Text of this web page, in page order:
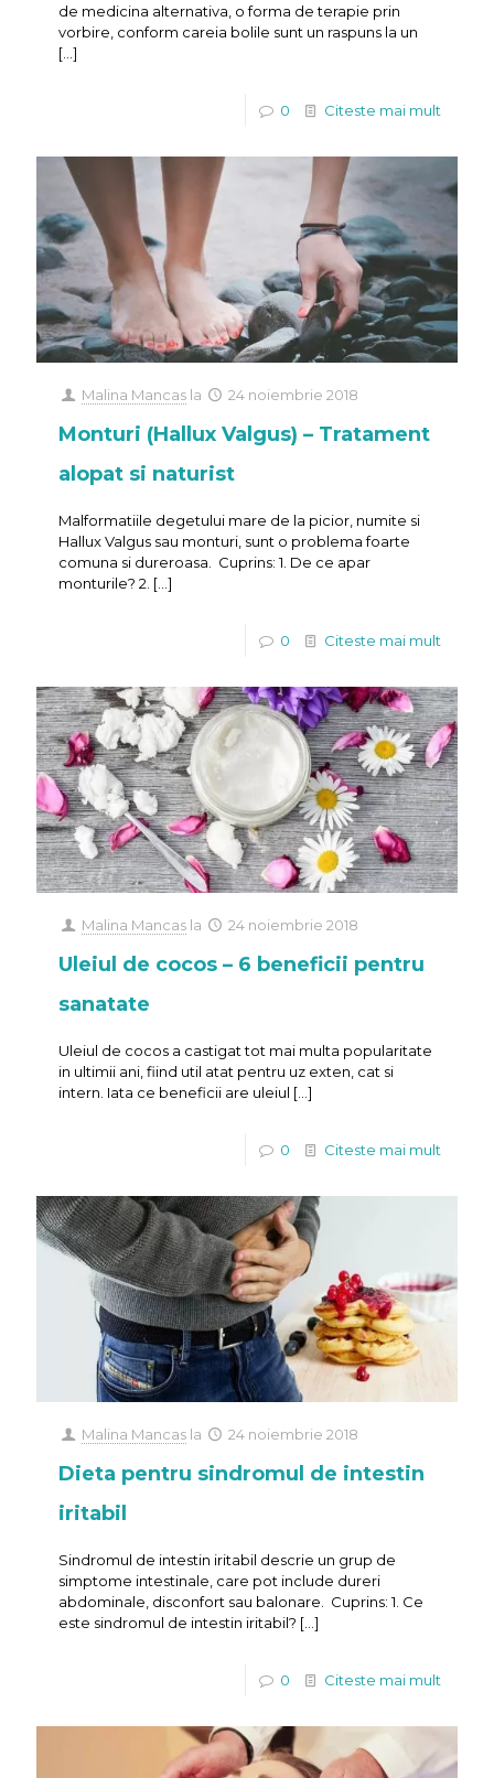
de medicina alternativa, o forma de terapie prin
vorbire, conform careia bolile sunt un raspuns la un
[…]
0 Citeste mai mult
Malina Mancas la 24 noiembrie 2018
Monturi (Hallux Valgus) – Tratament
alopat si naturist
Malformatiile degetului mare de la picior, numite si
Hallux Valgus sau monturi, sunt o problema foarte
comuna si dureroasa. Cuprins: 1. De ce apar
monturile? 2. […]
0 Citeste mai mult
Malina Mancas la 24 noiembrie 2018
Uleiul de cocos – 6 beneficii pentru
sanatate
Uleiul de cocos a castigat tot mai multa popularitate
in ultimii ani, fiind util atat pentru uz exten, cat si
intern. Iata ce beneficii are uleiul […]
0 Citeste mai mult
Malina Mancas la 24 noiembrie 2018
Dieta pentru sindromul de intestin
iritabil
Sindromul de intestin iritabil descrie un grup de
simptome intestinale, care pot include dureri
abdominale, disconfort sau balonare. Cuprins: 1. Ce
este sindromul de intestin iritabil? […]
0 Citeste mai mult